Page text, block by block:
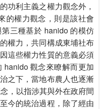
功利主義之權力觀念外，
的權力觀念，則是該社會
三種基於 hanido 的模仿
權力，共同構成東埔社布
這些權力性質的意義必須
觀念來瞭解而更加
之下，當地布農人也逐漸
，以指涉其與外在政府間
今的統治過程，除了經由